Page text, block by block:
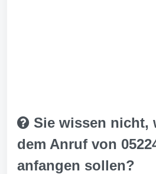
Sie wissen nicht,
dem Anruf von
anfangen sollen?